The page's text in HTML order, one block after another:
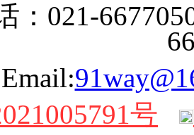
：021-
Email:
号